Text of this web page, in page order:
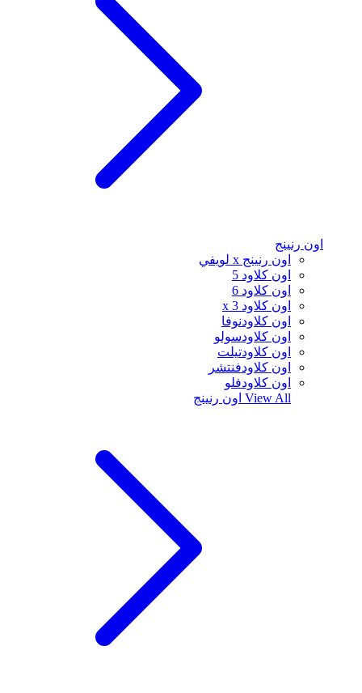
اون رنينج
اون رنينج x لويفي
اون كلاود 5
اون كلاود 6
اون كلاود x 3
اون كلاودنوفا
اون كلاودسولو
اون كلاودتيلت
اون كلاودفنتشر
اون كلاودفلو
View All اون رنينج